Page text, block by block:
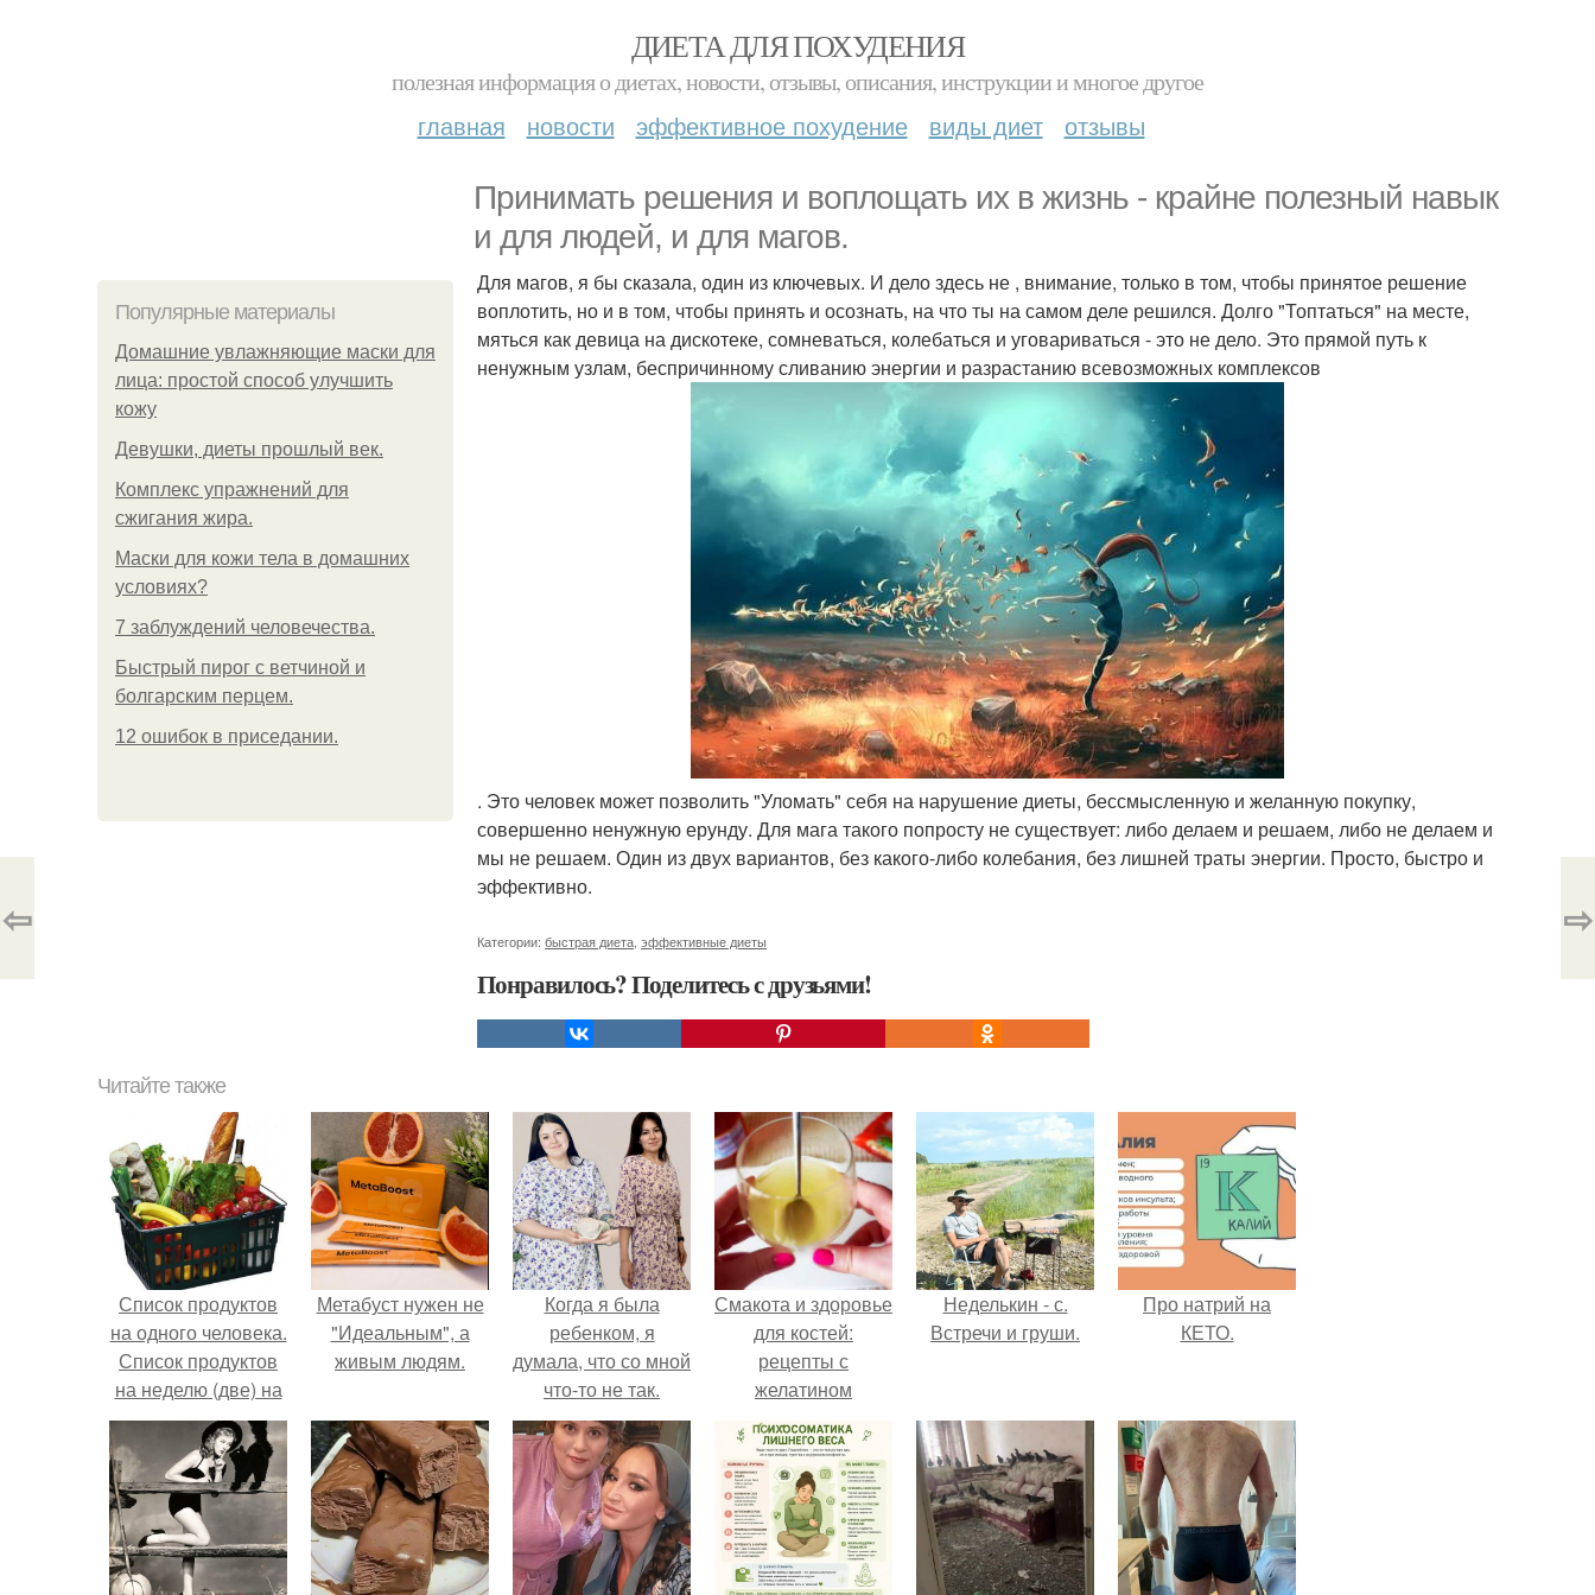
ДИЕТА ДЛЯ ПОХУДЕНИЯ
полезная информация о диетах, новости, отзывы, описания, инструкции и многое другое
главная новости эффективное похудение виды диет отзывы
Принимать решения и воплощать их в жизнь - крайне полезный навык
и для людей, и для магов.
Популярные материалы
Домашние увлажняющие маски для
лица: простой способ улучшить
кожу
Девушки, диеты прошлый век.
Комплекс упражнений для
сжигания жира.
Маски для кожи тела в домашних
условиях?
7 заблуждений человечества.
Быстрый пирог с ветчиной и
болгарским перцем.
12 ошибок в приседании.
Для магов, я бы сказала, один из ключевых. И дело здесь не , внимание, только в том, чтобы принятое решение
воплотить, но и в том, чтобы принять и осознать, на что ты на самом деле решился. Долго "Топтаться" на месте,
мяться как девица на дискотеке, сомневаться, колебаться и уговариваться - это не дело. Это прямой путь к
ненужным узлам, беспричинному сливанию энергии и разрастанию всевозможных комплексов
. Это человек может позволить "Уломать" себя на нарушение диеты, бессмысленную и желанную покупку,
совершенно ненужную ерунду. Для мага такого попросту не существует: либо делаем и решаем, либо не делаем и
мы не решаем. Один из двух вариантов, без какого-либо колебания, без лишней траты энергии. Просто, быстро и
эффективно.
Категории: быстрая диета эффективные диеты
Понравилось? Поделитесь с друзьями!
⇦ ⇨
Читайте также
Список продуктов
на одного человека.
Список продуктов
на неделю (две) на
1 человека.
Метабуст нужен не
"Идеальным", а
живым людям.
Когда я была
ребенком, я
думала, что со мной
что-то не так.
Смакота и здоровье
для костей:
рецепты с
желатином
Неделькин - с.
Встречи и груши.
Про натрий на
КЕТО.